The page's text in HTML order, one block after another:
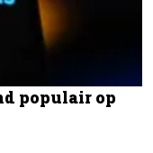
populair op